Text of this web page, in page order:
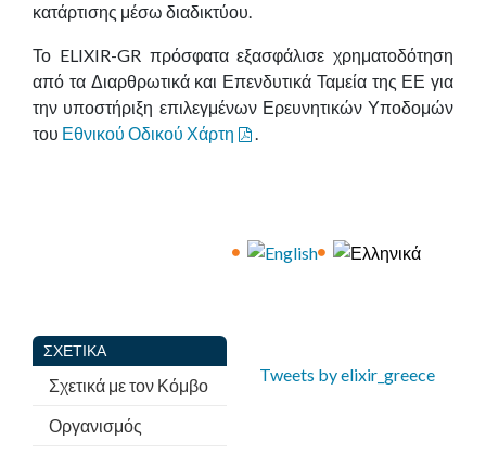
κατάρτισης μέσω διαδικτύου.
Το ELIXIR-GR πρόσφατα εξασφάλισε χρηματοδότηση
από τα Διαρθρωτικά και Επενδυτικά Ταμεία της ΕΕ για
την υποστήριξη επιλεγμένων Ερευνητικών Υποδομών
του Εθνικού Οδικού Χάρτη .
ΣΧΕΤΙΚΆ
Σχετικά με τον Κόμβο
Οργανισμός
Tweets by elixir_greece